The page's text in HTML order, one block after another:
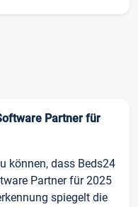
Partner für
können, dass Beds24
Partner für 2025
spiegelt die